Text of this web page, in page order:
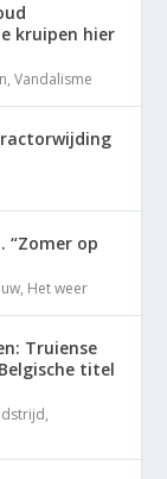
kruipen hier
,Vandalisme
“Zomer op
, Het weer
Truiense
titel
,